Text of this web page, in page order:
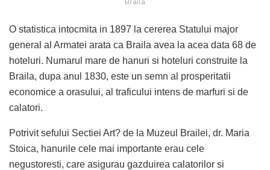
Braila
O statistica intocmita in 1897 la cererea Statului major
general al Armatei arata ca Braila avea la acea data 68 de
hoteluri. Numarul mare de hanuri si hoteluri construite la
Braila, dupa anul 1830, este un semn al prosperitatii
economice a orasului, al traficului intens de marfuri si de
calatori.
Potrivit sefului Sectiei Art? de la Muzeul Brailei, dr. Maria
Stoica, hanurile cele mai importante erau cele
negustoresti, care asigurau gazduirea calatorilor si